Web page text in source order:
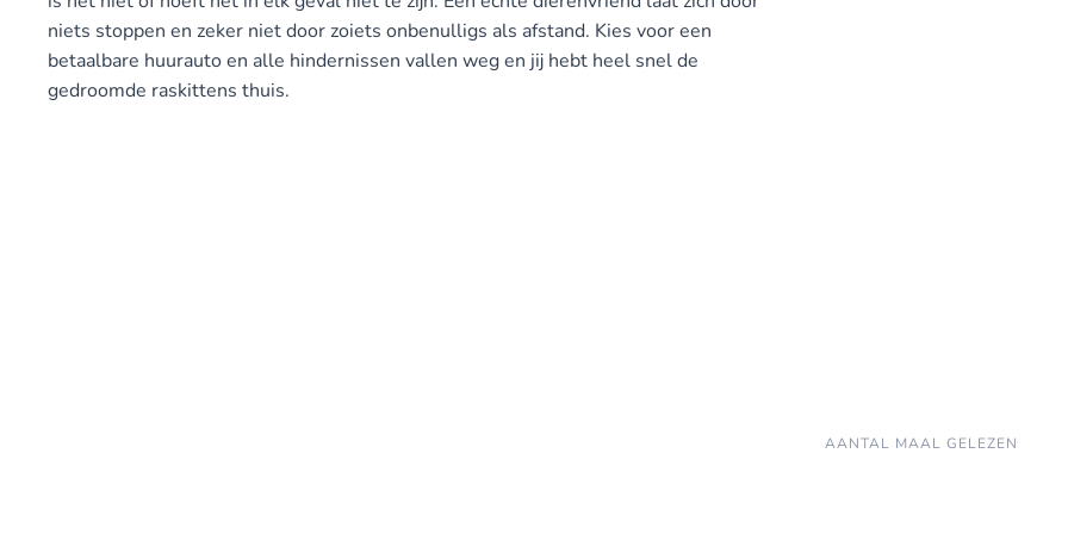
niets stoppen en zeker niet door zoiets onbenulligs als afstand. Kies voor een
betaalbare huurauto en alle hindernissen vallen weg en jij hebt heel snel de
gedroomde raskittens thuis.
AANTAL MAAL GELEZEN